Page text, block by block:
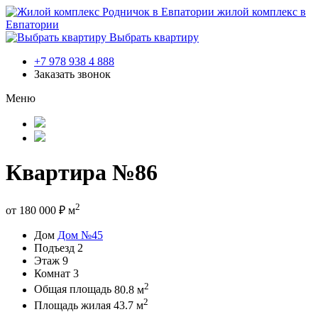
жилой комплекс в
Евпатории
Выбрать квартиру
+7 978 938 4 888
Заказать звонок
Меню
Квартира №86
от 180 000 ₽ м2
Дом Дом №45
Подъезд 2
Этаж 9
Комнат 3
Общая площадь 80.8 м2
Площадь жилая 43.7 м2